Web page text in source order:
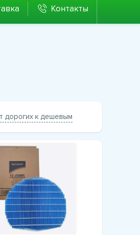
Контакты
дорогих к дешевым